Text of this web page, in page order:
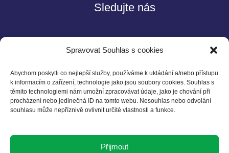
Spravovat Souhlas s cookies
Abychom poskytli co nejlepší služby, používáme k ukládání a/nebo přístupu
k informacím o zařízení, technologie jako jsou soubory cookies. Souhlas s
těmito technologiemi nám umožní zpracovávat údaje, jako je chování při
procházení nebo jedinečná ID na tomto webu. Nesouhlas nebo odvolání
souhlasu může nepříznivě ovlivnit určité vlastnosti a funkce.
Přijmout
Sledujte nás
Kontakt
140 00 Praha 4